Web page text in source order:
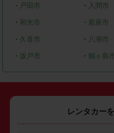
・ 戸田市 ・ 入間市
・ 和光市 ・ 新座市
・ 久喜市 ・ 八潮市
・ 坂戸市 ・ 鶴ヶ島市
レンタカー